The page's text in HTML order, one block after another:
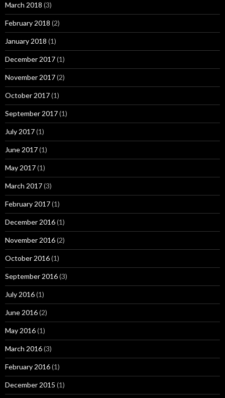
March 2018 (3)
February 2018 (2)
January 2018 (1)
December 2017(1)
November 2017(2)
October 2017(1)
September 2017(1)
July 2017(1)
June 2017(1)
May 2017(1)
March 2017(3)
February 2017(1)
December 2016(1)
November 2016(2)
October 2016(1)
September 2016(3)
July 2016(1)
June 2016(2)
May 2016(1)
March 2016(3)
February 2016(1)
December 2015 (1)